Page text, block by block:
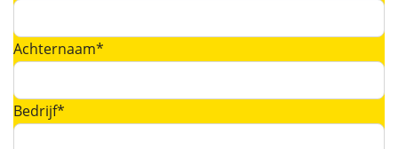
Achternaam*
Bedrijf*